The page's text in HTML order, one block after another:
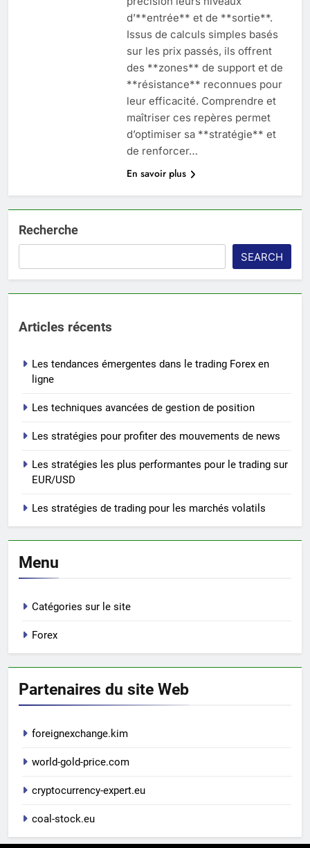
d’**entrée** et de **sortie**.
Issus de calculs simples basés
sur les prix passés, ils offrent
des **zones** de support et de
**résistance** reconnues pour
leur efficacité. Comprendre et
maîtriser ces repères permet
d’optimiser sa **stratégie** et
de renforcer…
En savoir plus
Recherche
SEARCH
Articles récents
Les tendances émergentes dans le trading Forex en
ligne
Les techniques avancées de gestion de position
Les stratégies pour profiter des mouvements de news
Les stratégies les plus performantes pour le trading sur
EUR/USD
Les stratégies de trading pour les marchés volatils
Menu
Catégories sur le site
Forex
Partenaires du site Web
foreignexchange.kim
world-gold-price.com
cryptocurrency-expert.eu
coal-stock.eu